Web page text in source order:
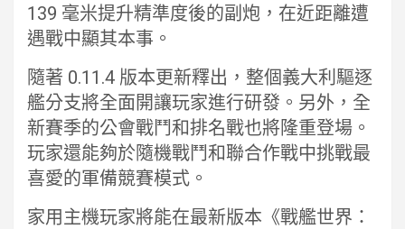
139 毫米提升精準度後的副炮，在近距離遭
遇戰中顯其本事。
隨著 0.11.4 版本更新釋出，整個義大利驅逐
艦分支將全面開讓玩家進行研發。另外，全
新賽季的公會戰鬥和排名戰也將隆重登場。
玩家還能夠於隨機戰鬥和聯合作戰中挑戰最
喜愛的軍備競賽模式。
家用主機玩家將能在最新版本《戰艦世界：